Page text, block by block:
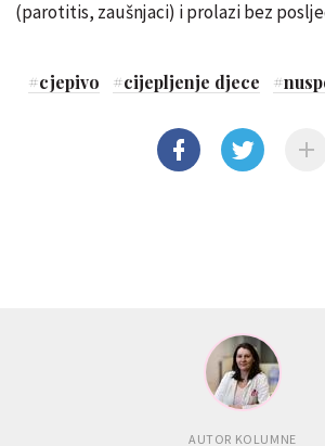
(parotitis, zaušnjaci) i prolazi bez
#cjepivo #cijepljenje djece #
AUTOR KOLUMNE